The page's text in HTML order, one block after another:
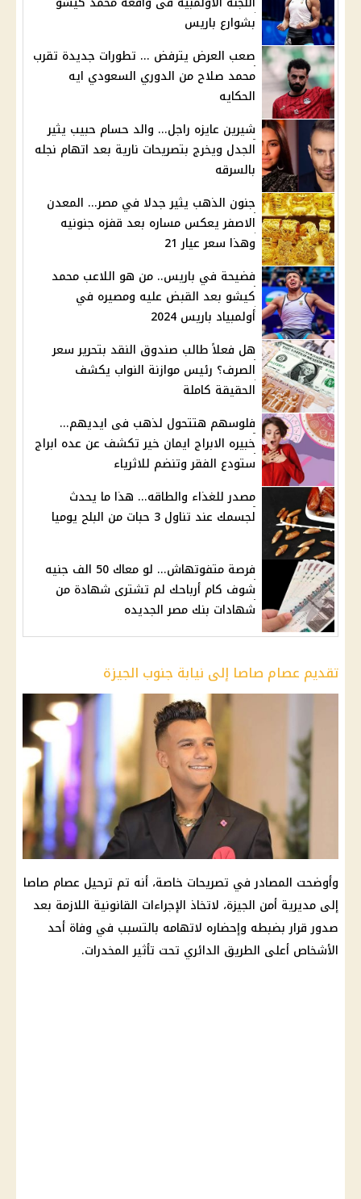
بشوارع باريس
صعب العرض يترفض ... تطورات جديدة تقرب
محمد صلاح من الدوري السعودي ايه
الحكايه
شيرين عايزه راجل... والد حسام حبيب يثير
الجدل ويخرج بتصريحات نارية بعد اتهام نجله
بالسرقه
جنون الذهب يثير جدلا في مصر... المعدن
الاصفر يعكس مساره بعد قفزه جنونيه
وهذا سعر عيار 21
فضيحة في باريس.. من هو اللاعب محمد
كيشو بعد القبض عليه ومصيره في
أولمبياد باريس 2024
هل فعلاً طالب صندوق النقد بتحرير سعر
الصرف؟ رئيس موازنة النواب يكشف
الحقيقة كاملة
فلوسهم هتتحول لذهب فى ايديهم...
خبيره الابراج ايمان خير تكشف عن عده ابراج
ستودع الفقر وتنضم للاثرياء
مصدر للغذاء والطاقه... هذا ما يحدث
لجسمك عند تناول 3 حبات من البلح يوميا
فرصة متفوتهاش... لو معاك 50 الف جنيه
شوف كام أرباحك لم تشترى شهادة من
شهادات بنك مصر الجديده
تقديم عصام صاصا إلى نيابة جنوب الجيزة
وأوضحت المصادر في تصريحات خاصة، أنه تم ترحيل عصام صاصا
إلى مديرية أمن الجيزة، لاتخاذ الإجراءات القانونية اللازمة بعد
صدور قرار بضبطه وإحضاره لاتهامه بالتسبب في وفاة أحد
الأشخاص أعلى الطريق الدائري تحت تأثير المخدرات.